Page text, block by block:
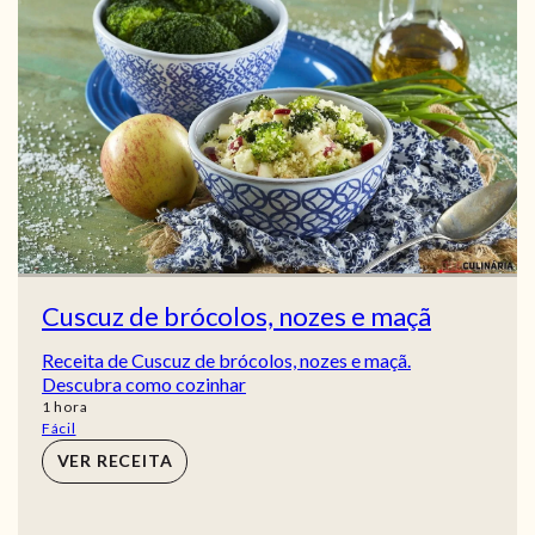
Cuscuz de brócolos, nozes e maçã
Receita de Cuscuz de brócolos, nozes e maçã.
Descubra como cozinhar
1 hora
hora
Fácil
VER RECEITA